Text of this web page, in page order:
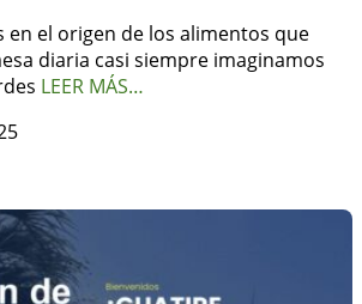
en el origen de los alimentos que
diaria casi siempre imaginamos
LEER MÁS…